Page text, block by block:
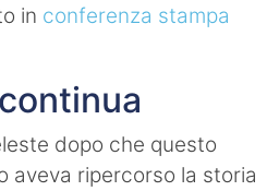
in conferenza stampa
dopo che questo
aveva ripercorso la storia